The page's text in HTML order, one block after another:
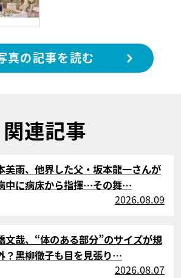
真の記事を読む
関連記事
ル
美雨、他界した父・坂本龍一さんが
中に病床から指揮…その舞…
2026.08.09
ル
文哉、“体のある部分”のサイズが規
？黒柳徹子も目を見張り…
2026.08.07